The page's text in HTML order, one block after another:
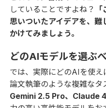
していることですよね？
思いついたアイデアを、
かけてみましょう。
どのAIモデルを選ぶ
では、実際にどのAIを使え
論文執筆のような複雑なタ
Gemini 2.5 Pro、Claude